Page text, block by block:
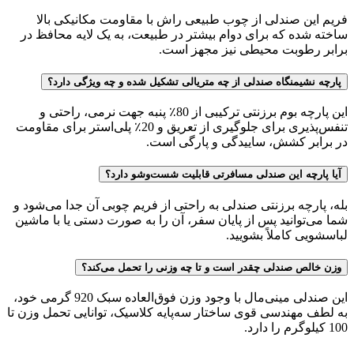
فریم این صندلی از چوب طبیعی راش با مقاومت مکانیکی بالا
ساخته شده که برای دوام بیشتر در طبیعت، به یک لایه محافظ در
برابر رطوبت محیطی نیز مجهز است.
پارچه نشیمنگاه صندلی از چه متریالی تشکیل شده و چه ویژگی دارد؟
این پارچه بوم برزنتی ترکیبی از 80٪ پنبه جهت نرمی، راحتی و
تنفس‌پذیری برای جلوگیری از تعریق و 20٪ پلی‌استر برای مقاومت
در برابر کشش، ساییدگی و پارگی است.
آیا پارچه این صندلی مسافرتی قابلیت شست‌وشو دارد؟
بله، پارچه برزنتی صندلی به راحتی از فریم چوبی آن جدا می‌شود و
شما می‌توانید پس از پایان سفر، آن را به صورت دستی یا با ماشین
لباسشویی کاملاً بشویید.
وزن خالص صندلی چقدر است و تا چه وزنی را تحمل می‌کند؟
این صندلی مینی‌مال با وجود وزن فوق‌العاده سبک 920 گرمی خود،
به لطف مهندسی قوی ساختار سه‌پایه کلاسیک، توانایی تحمل وزن تا
100 کیلوگرم را دارد.